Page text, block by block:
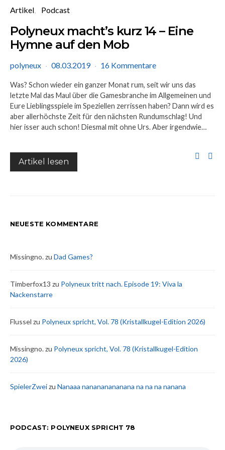
Artikel Podcast
Polyneux macht’s kurz 14 – Eine
Hymne auf den Mob
polyneux 08.03.2019 16 Kommentare
Was? Schon wieder ein ganzer Monat rum, seit wir uns das
letzte Mal das Maul über die Gamesbranche im Allgemeinen und
Eure Lieblingsspiele im Speziellen zerrissen haben? Dann wird es
aber allerhöchste Zeit für den nächsten Rundumschlag! Und
hier isser auch schon! Diesmal mit ohne Urs. Aber irgendwie…
Artikel lesen
NEUESTE KOMMENTARE
Missingno.zu Dad Games?
Timberfox13 zu Polyneux tritt nach. Episode 19: Viva la
Nackenstarre
Flussel zu Polyneux spricht, Vol. 78 (Kristallkugel-Edition 2026)
Missingno.zu Polyneux spricht, Vol. 78 (Kristallkugel-Edition
2026)
SpielerZweizu Nanaaa nanananananana na na na nanana
PODCAST: POLYNEUX SPRICHT 78